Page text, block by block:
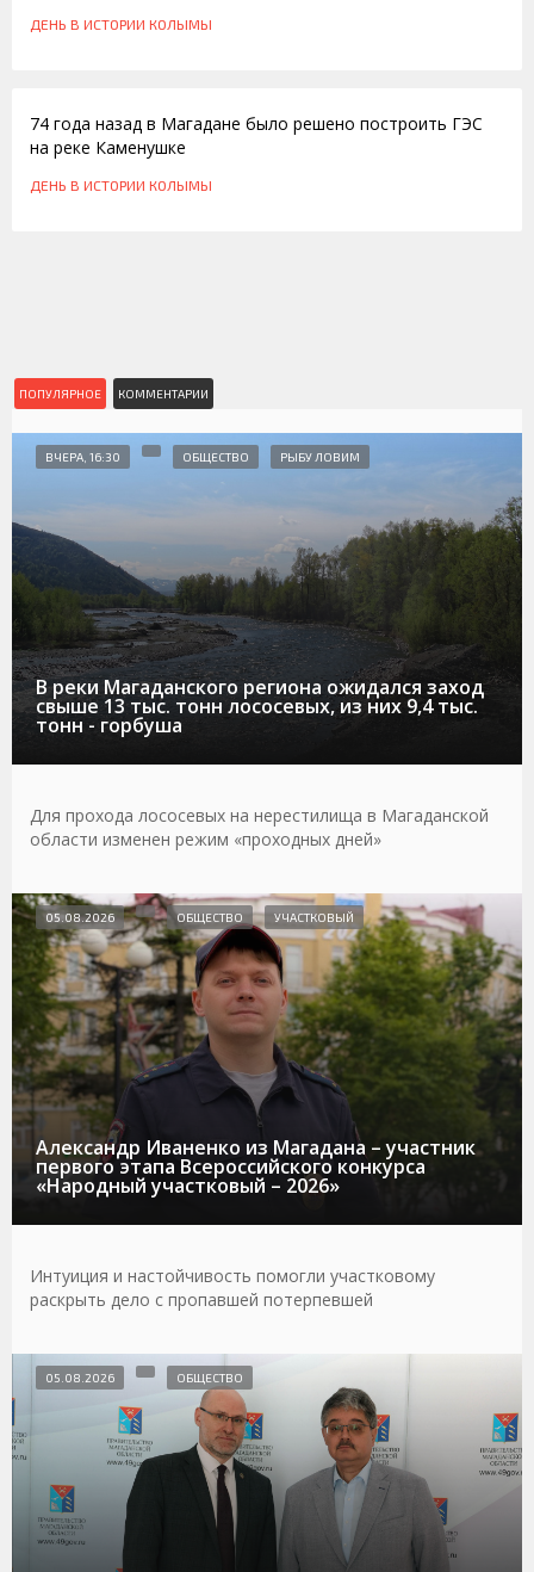
ДЕНЬ В ИСТОРИИ КОЛЫМЫ
74 года назад в Магадане было решено построить ГЭС
на реке Каменушке
ДЕНЬ В ИСТОРИИ КОЛЫМЫ
ПОПУЛЯРНОЕ КОММЕНТАРИИ
В реки Магаданского региона ожидался заход
свыше 13 тыс. тонн лососевых, из них 9,4 тыс.
тонн - горбуша
ВЧЕРА, 16:30 ОБЩЕСТВО РЫБУ ЛОВИМ
Для прохода лососевых на нерестилища в Магаданской
области изменен режим «проходных дней»
Александр Иваненко из Магадана – участник
первого этапа Всероссийского конкурса
«Народный участковый – 2026»
05.08.2026 ОБЩЕСТВО УЧАСТКОВЫЙ
Интуиция и настойчивость помогли участковому
раскрыть дело с пропавшей потерпевшей
05.08.2026 ОБЩЕСТВО